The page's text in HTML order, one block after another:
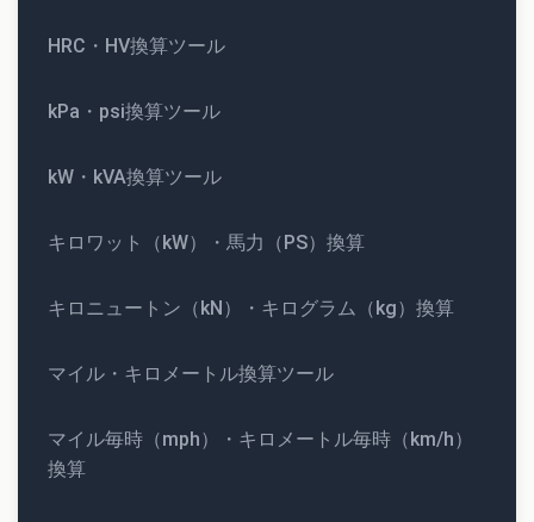
HRC・HV換算ツール
kPa・psi換算ツール
kW・kVA換算ツール
キロワット（kW）・馬力（PS）換算
キロニュートン（kN）・キログラム（kg）換算
マイル・キロメートル換算ツール
マイル毎時（mph）・キロメートル毎時（km/h）
換算